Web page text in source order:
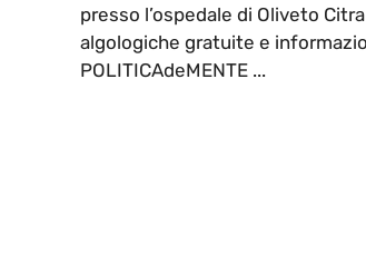
presso l’ospedale di Oliveto
algologiche gratuite e
POLITICAdeMENTE ...